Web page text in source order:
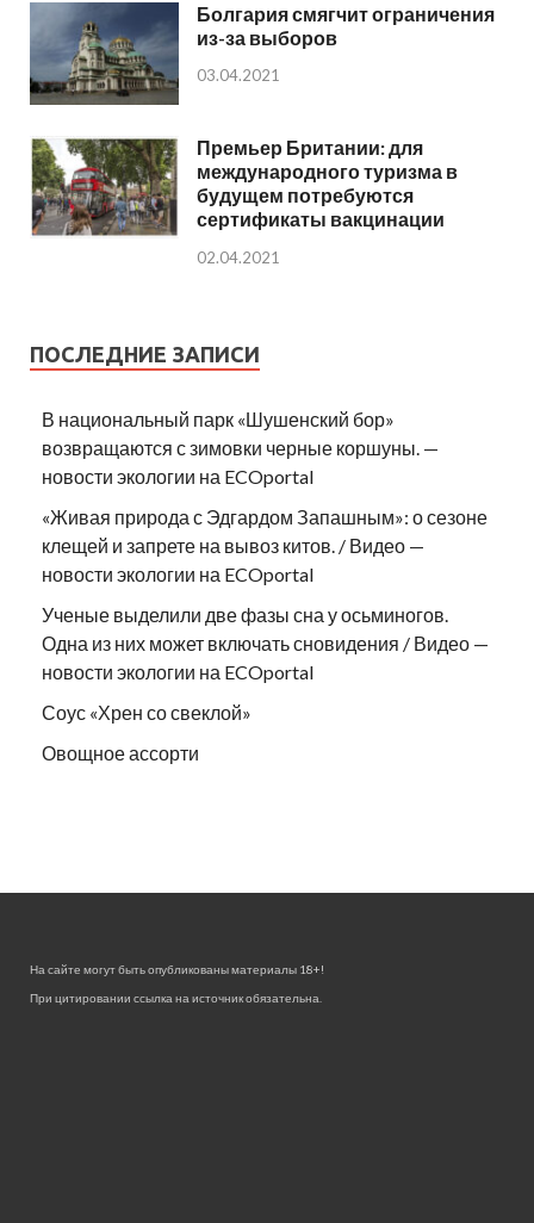
Болгария смягчит ограничения
из-за выборов
03.04.2021
Премьер Британии: для
международного туризма в
будущем потребуются
сертификаты вакцинации
02.04.2021
ПОСЛЕДНИЕ ЗАПИСИ
В национальный парк «Шушенский бор»
возвращаются с зимовки черные коршуны. —
новости экологии на ECOportal
«Живая природа с Эдгардом Запашным»: о сезоне
клещей и запрете на вывоз китов. / Видео —
новости экологии на ECOportal
Ученые выделили две фазы сна у осьминогов.
Одна из них может включать сновидения / Видео —
новости экологии на ECOportal
Соус «Хрен со свеклой»
Овощное ассорти
На сайте могут быть опубликованы материалы 18+!
При цитировании ссылка на источник обязательна.